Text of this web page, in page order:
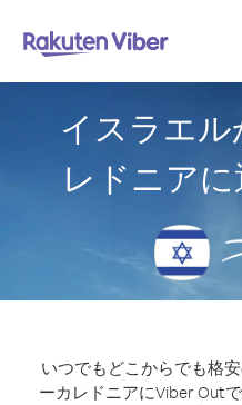
イスラエ
レドニア
いつでもどこからでも格
ーカレドニアにViber Out